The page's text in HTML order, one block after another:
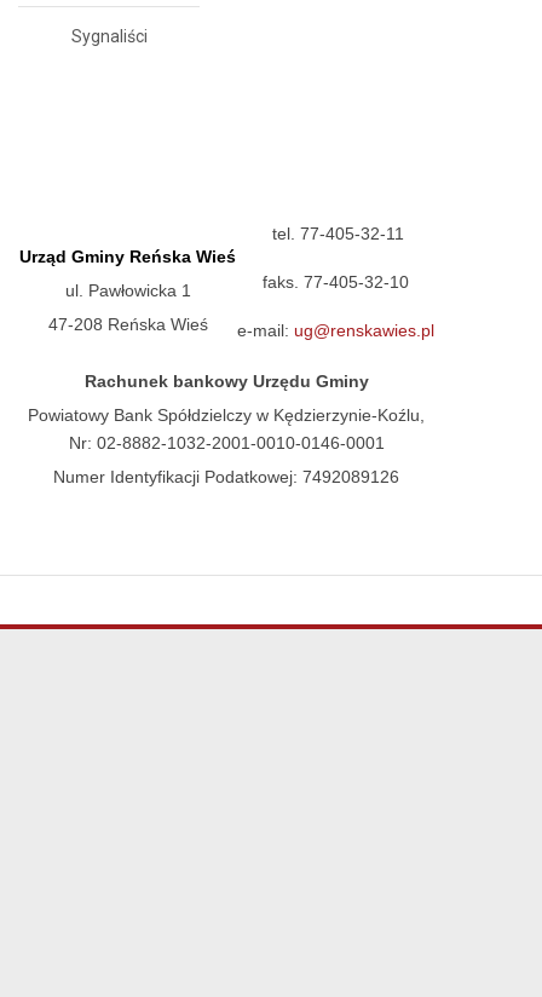
Sygnaliści
Urząd Gminy Reńska Wieś
ul. Pawłowicka 1
47-208 Reńska Wieś
tel. 77-405-32-11
faks. 77-405-32-10
e-mail: ug@renskawies.pl
Rachunek bankowy Urzędu Gminy
Powiatowy Bank Spółdzielczy w Kędzierzynie-Koźlu,
Nr: 02-8882-1032-2001-0010-0146-0001
Numer Identyfikacji Podatkowej: 7492089126